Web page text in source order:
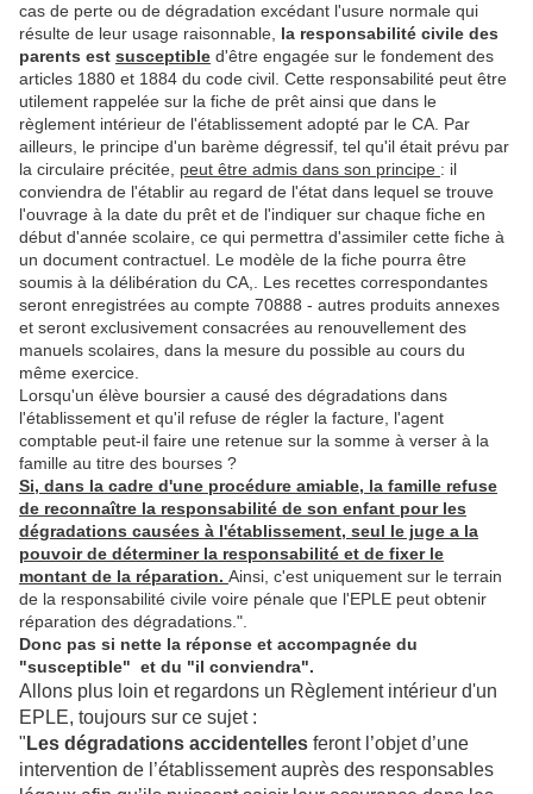
cas de perte ou de dégradation excédant l'usure normale qui
résulte de leur usage raisonnable, la responsabilité civile des
parents est susceptible d'être engagée sur le fondement des
articles 1880 et 1884 du code civil. Cette responsabilité peut être
utilement rappelée sur la fiche de prêt ainsi que dans le
règlement intérieur de l'établissement adopté par le CA. Par
ailleurs, le principe d'un barème dégressif, tel qu'il était prévu par
la circulaire précitée, peut être admis dans son principe : il
conviendra de l'établir au regard de l'état dans lequel se trouve
l'ouvrage à la date du prêt et de l'indiquer sur chaque fiche en
début d'année scolaire, ce qui permettra d'assimiler cette fiche à
un document contractuel. Le modèle de la fiche pourra être
soumis à la délibération du CA,. Les recettes correspondantes
seront enregistrées au compte 70888 - autres produits annexes
et seront exclusivement consacrées au renouvellement des
manuels scolaires, dans la mesure du possible au cours du
même exercice.
Lorsqu'un élève boursier a causé des dégradations dans
l'établissement et qu'il refuse de régler la facture, l'agent
comptable peut-il faire une retenue sur la somme à verser à la
famille au titre des bourses ?
Si, dans la cadre d'une procédure amiable, la famille refuse
de reconnaître la responsabilité de son enfant pour les
dégradations causées à l'établissement, seul le juge a la
pouvoir de déterminer la responsabilité et de fixer le
montant de la réparation. Ainsi, c'est uniquement sur le terrain
de la responsabilité civile voire pénale que l'EPLE peut obtenir
réparation des dégradations.".
Donc pas si nette la réponse et accompagnée du
"susceptible" et du "il conviendra".
Allons plus loin et regardons un Règlement intérieur d'un
EPLE, toujours sur ce sujet :
" Les dégradations accidentelles feront l’objet d’une
intervention de l’établissement auprès des responsables